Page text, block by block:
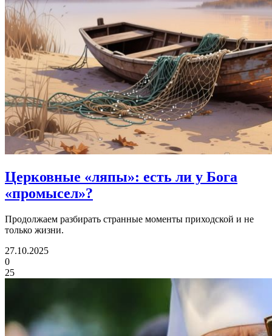
Церковные «ляпы»: есть ли у Бога
«промысел»?
Продолжаем разбирать странные моменты приходской и не
только жизни.
27.10.2025
0
25